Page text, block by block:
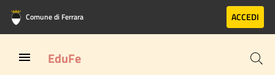
Vai al contenuto principale
Vai al footer
Comune di Ferrara ACCEDI
EduFe